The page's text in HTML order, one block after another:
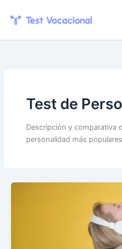
Test de
Descripción y comparativa
personalidad más